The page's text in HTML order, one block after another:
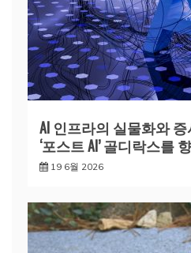
AI 인프라의 실물화와
‘포스트 AI’ 골디락스를
19 6월 2026